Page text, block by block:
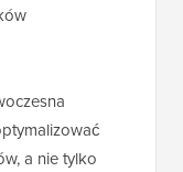
a nie tylko